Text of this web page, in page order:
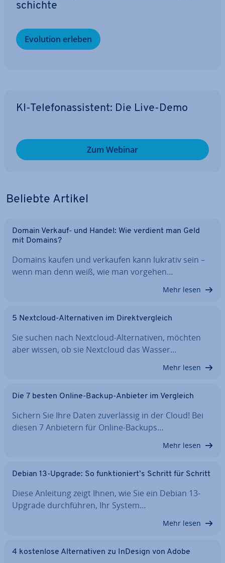
schich­te
Evolution erleben
KI-Te­le­fon­as­sis­tent: Die Live-Demo
Zum Webinar
Beliebte Artikel
Domain Verkauf- und Handel: Wie verdient man Geld
mit Domains?
Domains kaufen und verkaufen kann lukrativ sein –
wenn man denn weiß, wie man vorgehen…
Mehr lesen
5 Nextcloud-Al­ter­na­ti­ven im Di­rekt­ver­gleich
Sie suchen nach Nextcloud-Al­ter­na­ti­ven, möchten
aber wissen, ob sie Nextcloud das Wasser…
Mehr lesen
Die 7 besten Online-Backup-Anbieter im Vergleich
Sichern Sie Ihre Daten zu­ver­läs­sig in der Cloud! Bei
diesen 7 Anbietern für Online-Backups…
Mehr lesen
Debian 13-Upgrade: So funk­tio­niert’s Schritt für Schritt
Diese Anleitung zeigt Ihnen, wie Sie ein Debian 13-
Upgrade durch­füh­ren, Ihr System…
Mehr lesen
4 kos­ten­lo­se Al­ter­na­ti­ven zu InDesign von Adobe